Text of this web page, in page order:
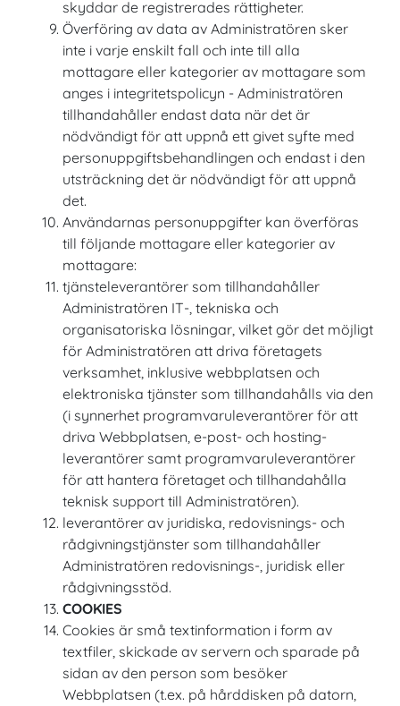
skyddar de registrerades rättigheter.
Överföring av data av Administratören sker
inte i varje enskilt fall och inte till alla
mottagare eller kategorier av mottagare som
anges i integritetspolicyn - Administratören
tillhandahåller endast data när det är
nödvändigt för att uppnå ett givet syfte med
personuppgiftsbehandlingen och endast i den
utsträckning det är nödvändigt för att uppnå
det.
Användarnas personuppgifter kan överföras
till följande mottagare eller kategorier av
mottagare:
tjänsteleverantörer som tillhandahåller
Administratören IT-, tekniska och
organisatoriska lösningar, vilket gör det möjligt
för Administratören att driva företagets
verksamhet, inklusive webbplatsen och
elektroniska tjänster som tillhandahålls via den
(i synnerhet programvaruleverantörer för att
driva Webbplatsen, e-post- och hosting-
leverantörer samt programvaruleverantörer
för att hantera företaget och tillhandahålla
teknisk support till Administratören).
leverantörer av juridiska, redovisnings- och
rådgivningstjänster som tillhandahåller
Administratören redovisnings-, juridisk eller
rådgivningsstöd.
COOKIES
Cookies är små textinformation i form av
textfiler, skickade av servern och sparade på
sidan av den person som besöker
Webbplatsen (t.ex. på hårddisken på datorn,